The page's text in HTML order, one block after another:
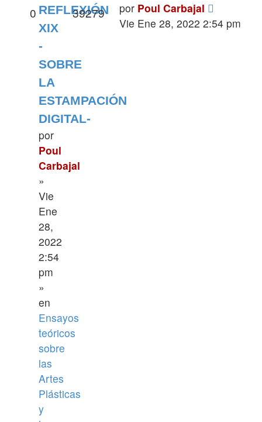
REFLEXIÓN
XIX
-
SOBRE
LA
ESTAMPACIÓN
DIGITAL-
por
Poul
Carbajal
»
Vie
Ene
28,
2022
2:54
pm
»
en
Ensayos
teóricos
sobre
las
Artes
Plásticas
y
0 39279 por Poul Carbajal
Vie Ene 28, 2022 2:54 pm